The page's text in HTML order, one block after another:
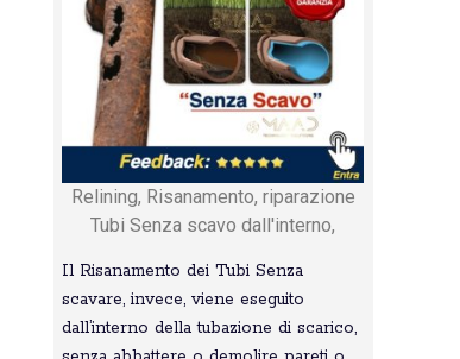
Relining, Risanamento, riparazione
Tubi Senza scavo dall'interno,
Il Risanamento dei Tubi Senza
scavare, invece, viene eseguito
dall’interno della tubazione di scarico,